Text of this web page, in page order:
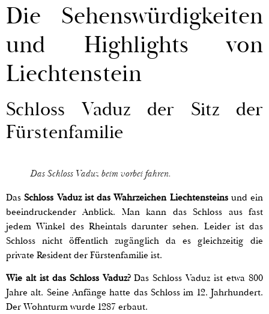
Die Sehenswürdigkeiten
und Highlights von
Liechtenstein
Schloss Vaduz der Sitz der
Fürstenfamilie
Das Schloss Vaduz beim vorbei fahren.
DasSchloss Vaduz ist das Wahrzeichen Liechtensteinsund ein
beeindruckender Anblick. Man kann das Schloss aus fast
jedem Winkel des Rheintals darunter sehen. Leider ist das
Schloss nicht öffentlich zugänglich da es gleichzeitig die
private Resident der Fürstenfamilie ist.
Wie alt ist das Schloss Vaduz?Das Schloss Vaduz ist etwa 800
Jahre alt. Seine Anfänge hatte das Schloss im 12. Jahrhundert.
Der Wohnturm wurde 1287 erbaut.